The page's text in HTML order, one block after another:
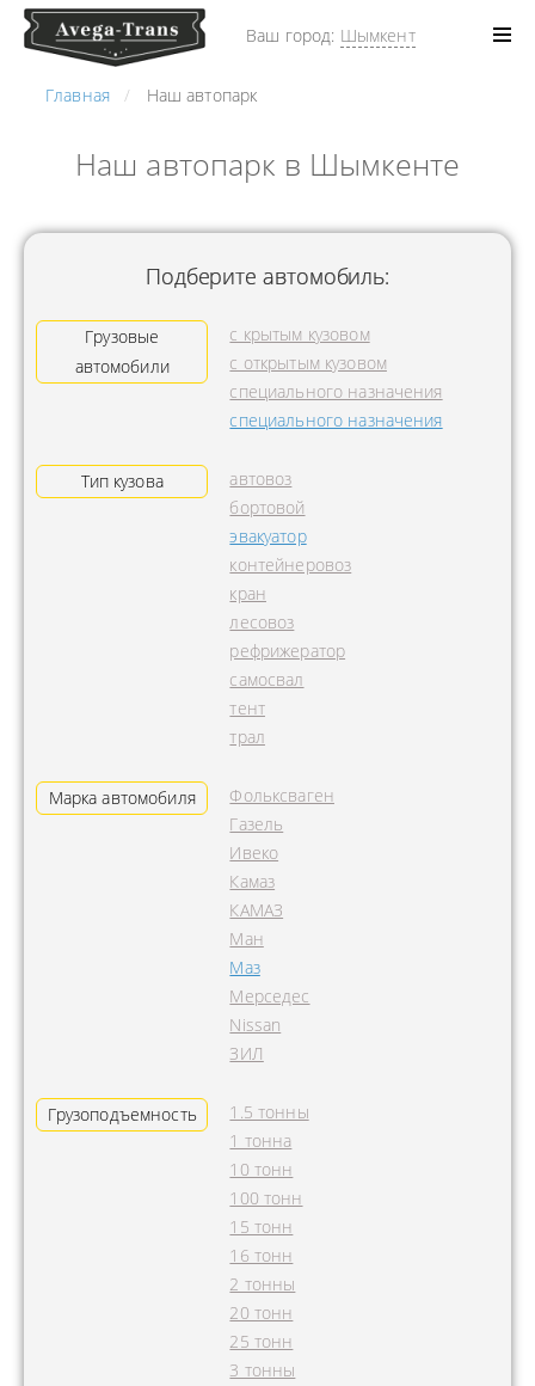
Ваш город: Шымкент
Главная Наш автопарк
Наш автопарк в Шымкенте
Подберите автомобиль:
Грузовые
автомобили
с крытым кузовом
с открытым кузовом
специального назначения
специального назначения
Тип кузова
автовоз
бортовой
эвакуатор
контейнеровоз
кран
лесовоз
рефрижератор
самосвал
тент
трал
Марка автомобиля
Фольксваген
Газель
Ивеко
Камаз
КАМАЗ
Ман
Маз
Мерседес
Nissan
ЗИЛ
Грузоподъемность
1.5 тонны
1 тонна
10 тонн
100 тонн
15 тонн
16 тонн
2 тонны
20 тонн
25 тонн
3 тонны